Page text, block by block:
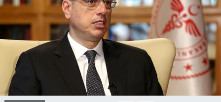
Bize ulaşın
İletişim/Künye